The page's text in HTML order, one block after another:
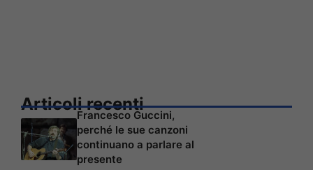
Articoli recenti
Francesco Guccini,
perché le sue canzoni
continuano a parlare al
presente